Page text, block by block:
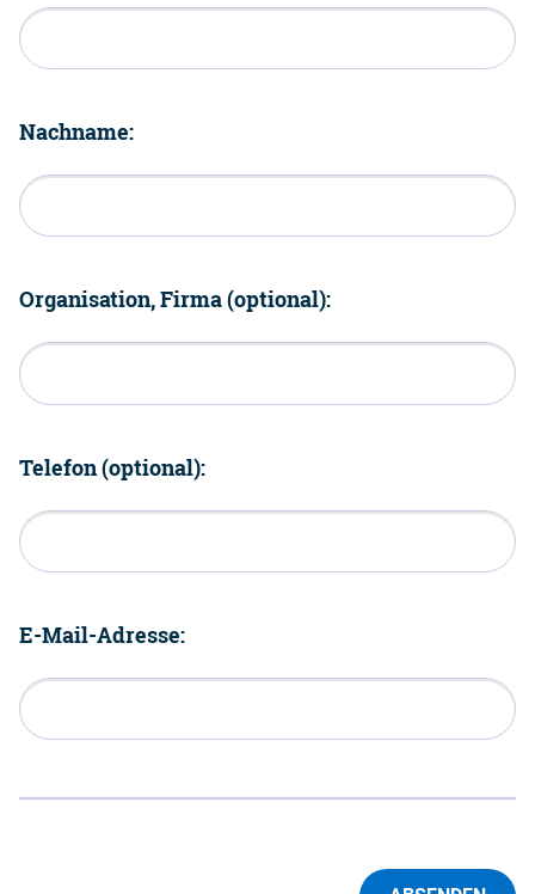
Nachname:
Organisation, Firma (optional):
Telefon (optional):
E-Mail-Adresse: